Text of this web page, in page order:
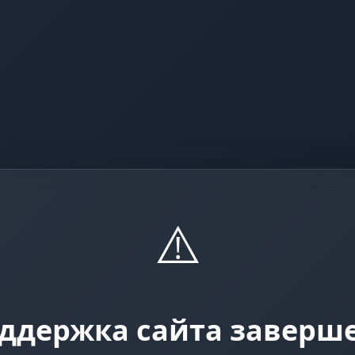
⚠️
сайта